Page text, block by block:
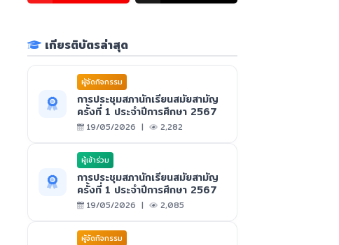
เกียรติบัตรล่าสุด
ผูัจัดกิจกรรม
การประชุมสภานักเรียนสมัยสามัญ
ครั้งที่ 1 ประจำปีการศึกษา 2567
19/05/2026 | 2,282
ผู้เข้าร่วม
การประชุมสภานักเรียนสมัยสามัญ
ครั้งที่ 1 ประจำปีการศึกษา 2567
19/05/2026 | 2,085
ผูัจัดกิจกรรม